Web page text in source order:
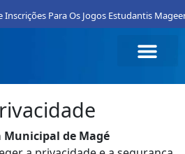
Para Os Jogos Estudantis
de Magé